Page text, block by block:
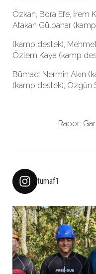
Özkan, Bora Efe, İrem
Atakan Gülbahar
(kamp destek),
Özlem Kaya (kamp
Bümad: Nermin Akın
(kamp destek), Özgün
Rapor:
tumaf1